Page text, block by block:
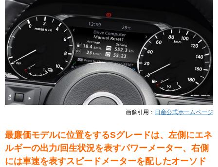
画像引用： 日産公式ホームページ
最廉価モデルに位置をするSグレードは、左側にエネ
ルギーの出力/回生状況を表すパワーメーター、右側
には車速を表すスピードメーターを配したオーソド